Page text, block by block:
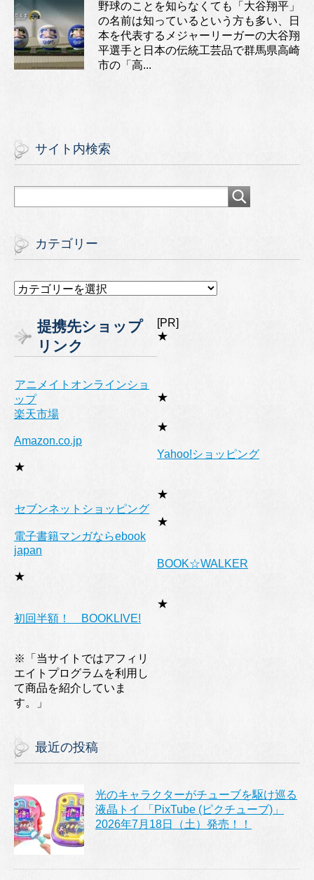
野球のことを知らなくても「大谷翔平」
の名前は知っているという方も多い、日
本を代表するメジャーリーガーの大谷翔
平選手と日本の伝統工芸品で群馬県高崎
市の「高...
サイト内検索
カテゴリー
カ
リ
ー
提携先ショップ
リンク
[PR]
★
アニメイトオンラインショ
ップ
★
楽天市場
★
Amazon.co.jp
★
Yahoo!ショッピング
★
セブンネットショッピング
★
電子書籍マンガならebook
japan
★
BOOK☆WALKER
★
初回半額！ BOOKLIVE!
※「当サイトではアフィリ
エイトプログラムを利用し
て商品を紹介していま
す。」
最近の投稿
光のキャラクターがチューブを駆け巡る
液晶トイ 「PixTube (ピクチューブ)」
2026年7月18日（土）発売！！